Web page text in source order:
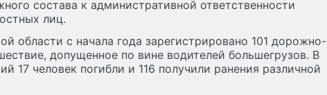
состава к административной ответственности
лиц.
области с начала года зарегистрировано 101 дорожно-
допущенное по вине водителей большегрузов. В
17 человек погибли и 116 получили ранения различной